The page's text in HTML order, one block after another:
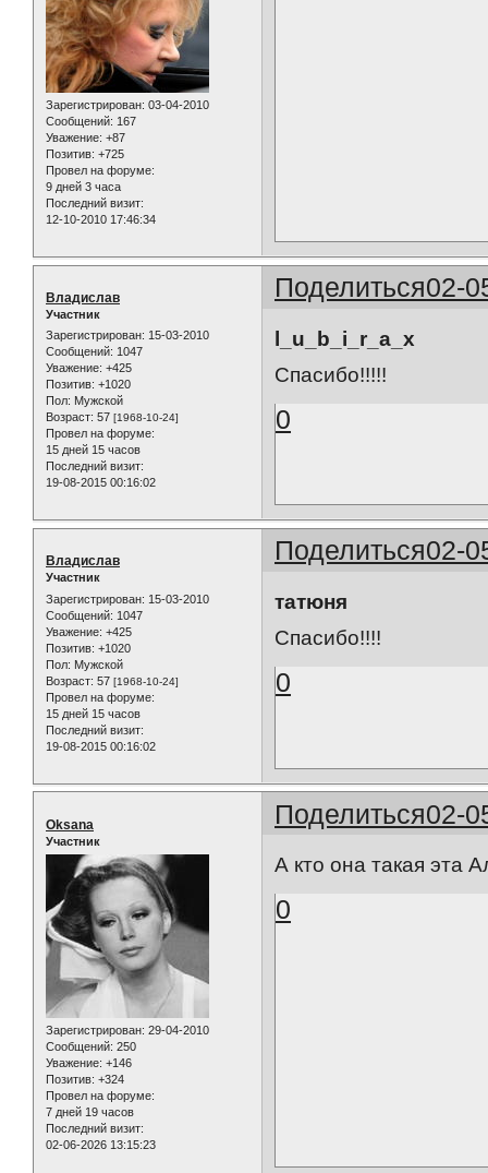
Зарегистрирован: 03-04-2010
Сообщений: 167
Уважение: +87
Позитив: +725
Провел на форуме:
9 дней 3 часа
Последний визит:
12-10-2010 17:46:34
Поделиться02-
Владислав
Участник
Зарегистрирован: 15-03-2010
Сообщений: 1047
Уважение: +425
Позитив: +1020
Пол: Мужской
Возраст: 57 [1968-10-24]
Провел на форуме:
15 дней 15 часов
Последний визит:
19-08-2015 00:16:02
l_u_b_i_r_a_x
Спасибо!!!!!
0
Поделиться02-
Владислав
Участник
Зарегистрирован: 15-03-2010
Сообщений: 1047
Уважение: +425
Позитив: +1020
Пол: Мужской
Возраст: 57 [1968-10-24]
Провел на форуме:
15 дней 15 часов
Последний визит:
19-08-2015 00:16:02
татюня
Спасибо!!!!
0
Поделиться02-
Oksana
Участник
Зарегистрирован: 29-04-2010
Сообщений: 250
Уважение: +146
Позитив: +324
Провел на форуме:
7 дней 19 часов
Последний визит:
02-06-2026 13:15:23
А кто она такая эта
0